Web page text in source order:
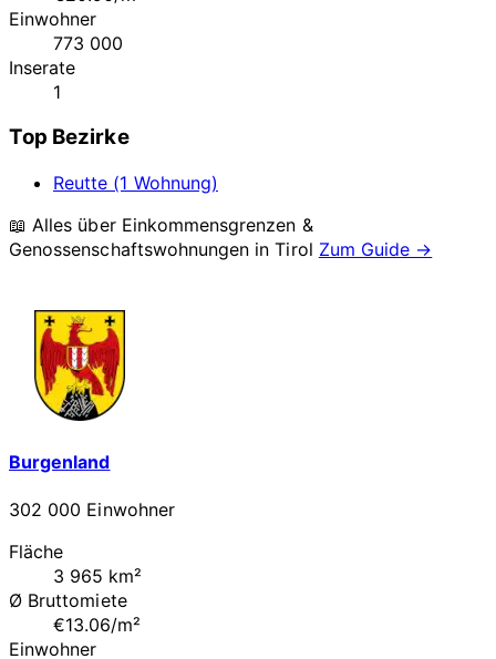
Einwohner
773 000
Inserate
1
Top Bezirke
Reutte (1 Wohnung)
📖 Alles über Einkommensgrenzen &
Genossenschaftswohnungen inTirol Zum Guide →
Burgenland
302 000 Einwohner
Fläche
3 965 km²
Ø Bruttomiete
€13.06/m²
Einwohner